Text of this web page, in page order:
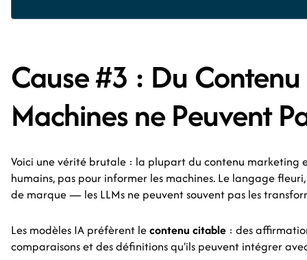
Cause #3 : Du
Machines ne Peuvent
Voici une vérité brutale : la plupart du contenu marketing
humains, pas pour informer les machines. Le langage
de marque — les LLMs ne peuvent souvent pas les
Les modèles IA préfèrent lecontenu citable : des
comparaisons et des définitions qu'ils peuvent intégrer